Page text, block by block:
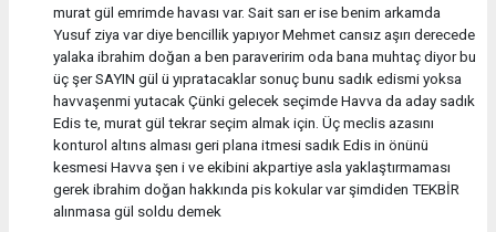
murat gül emrimde havası var. Sait sarı er ise benim arkamda
Yusuf ziya var diye bencillik yapıyor Mehmet cansız aşırı derecede
yalaka ibrahim doğan a ben paraveririm oda bana muhtaç diyor bu
üç şer SAYIN gül ü yıpratacaklar sonuç bunu sadık edismi yoksa
havvaşenmi yutacak Çünki gelecek seçimde Havva da aday sadık
Edis te, murat gül tekrar seçim almak için. Üç meclis azasını
konturol altıns alması geri plana itmesi sadık Edis in önünü
kesmesi Havva şen i ve ekibini akpartiye asla yaklaştırmaması
gerek ibrahim doğan hakkında pis kokular var şimdiden TEKBİR
alınmasa gül soldu demek